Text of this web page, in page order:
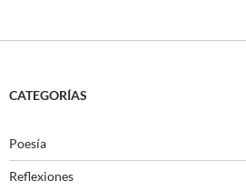
CATEGORÍAS
Poesía
Reflexiones